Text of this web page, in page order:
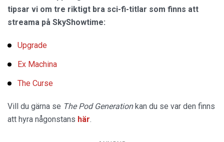
tipsar vi om tre riktigt bra sci-fi-titlar som finns att
streama på SkyShowtime:
Upgrade
Ex Machina
The Curse
Vill du gärna se ThePod Generation kan du se var den finns
att hyra någonstans här.